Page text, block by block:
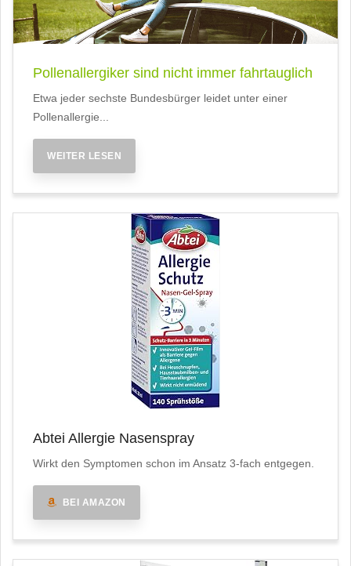
Pollenallergiker sind nicht immer fahrtauglich
Etwa jeder sechste Bundesbürger leidet unter einer
Pollenallergie...
WEITER LESEN
Abtei Allergie Nasenspray
Wirkt den Symptomen schon im Ansatz 3-fach entgegen.
BEI AMAZON